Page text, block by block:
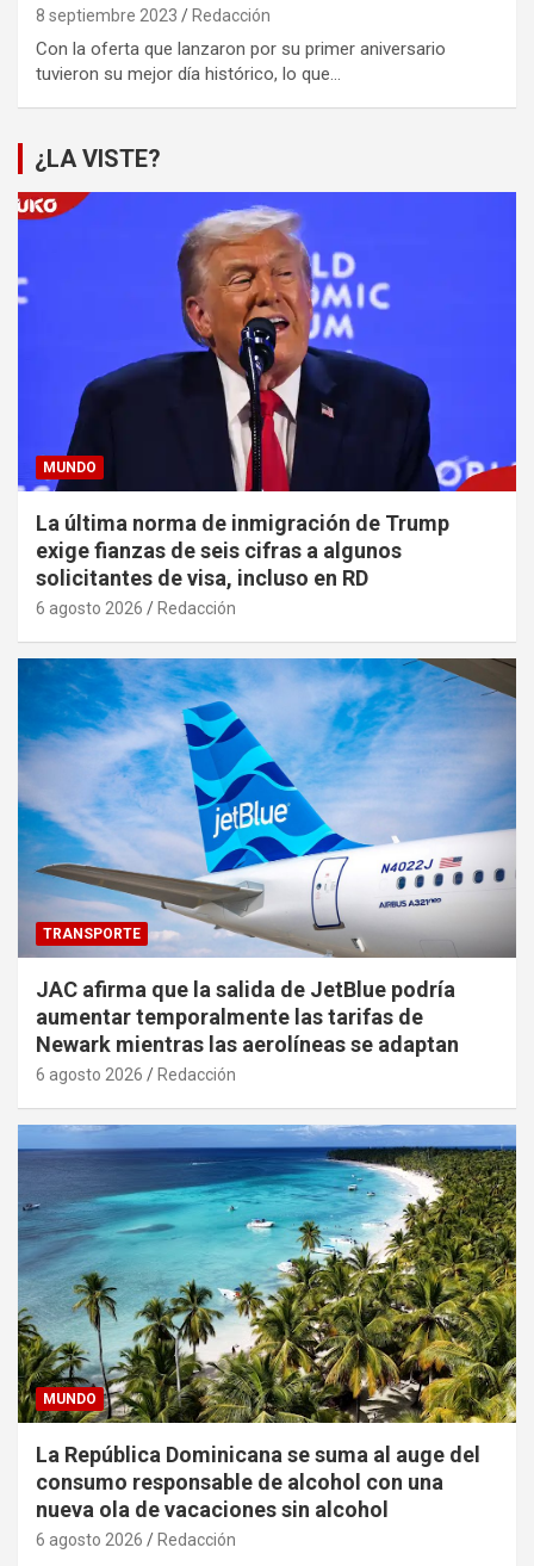
8 septiembre 2023 Redacción
Con la oferta que lanzaron por su primer aniversario
tuvieron su mejor día histórico, lo que…
¿LA VISTE?
MUNDO
La última norma de inmigración de Trump
exige fianzas de seis cifras a algunos
solicitantes de visa, incluso en RD
6 agosto 2026 Redacción
TRANSPORTE
JAC afirma que la salida de JetBlue podría
aumentar temporalmente las tarifas de
Newark mientras las aerolíneas se adaptan
6 agosto 2026 Redacción
MUNDO
La República Dominicana se suma al auge del
consumo responsable de alcohol con una
nueva ola de vacaciones sin alcohol
6 agosto 2026 Redacción